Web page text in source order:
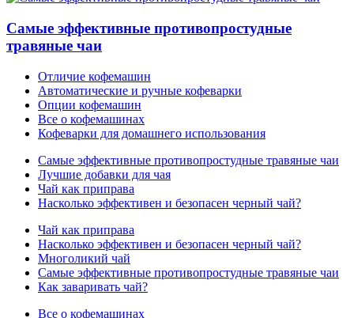
Самые эффективные противопростудные
травяные чаи
Отличие кофемашин
Автоматические и ручные кофеварки
Опции кофемашин
Все о кофемашинах
Кофеварки для домашнего использования
Самые эффективные противопростудные травяные чаи
Лучшие добавки для чая
Чай как приправа
Насколько эффективен и безопасен черный чай?
Чай как приправа
Насколько эффективен и безопасен черный чай?
Многоликий чай
Самые эффективные противопростудные травяные чаи
Как заваривать чай?
Все о кофемашинах